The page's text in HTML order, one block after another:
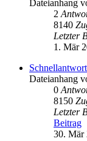
Dateianhang
2
8140
Letzter
1. Mär
Dateianhang
0
8150
Letzter
Beitrag
30. Mär